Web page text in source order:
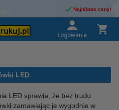
Najniższe ceny!
Logowanie
LED
LED sprawia, że bez trudu
zamawiając je wygodnie w